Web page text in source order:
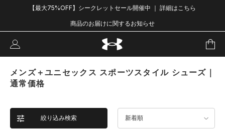
【最大75%OFF】シークレットセール開催中 ｜ 詳細はこちら
商品のお届けに関するお知らせ
メンズ＋ユニセックス スポーツスタイル シューズ｜
通常価格
絞り込み検索 新着順